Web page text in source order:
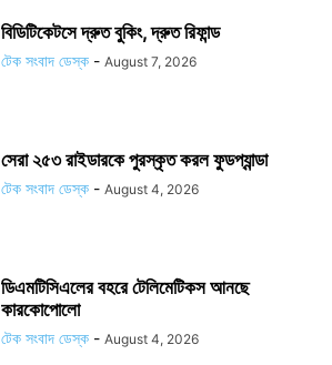
বিডিটিকেটসে দ্রুত বুকিং, দ্রুত রিফান্ড
টেক সংবাদ ডেস্ক - August 7, 2026
সেরা ২৫৩ রাইডারকে পুরস্কৃত করল ফুডপ্যান্ডা
টেক সংবাদ ডেস্ক - August 4, 2026
ডিএমটিসিএলের বহরে টেলিমেটিকস আনছে
কারকোপোলো
টেক সংবাদ ডেস্ক - August 4, 2026